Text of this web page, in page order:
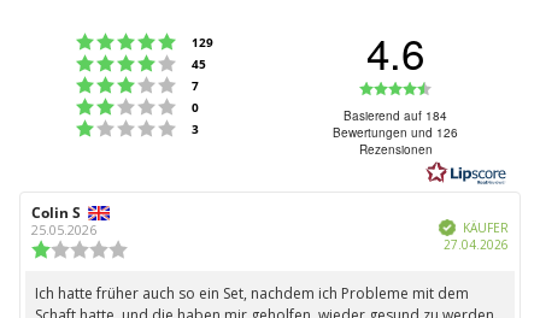
Bewertung: 5 von 5 Sternen
129
Bewertung: 4 von 5 Sternen
45
Bewertung: 3 von 5 Sternen
7
Bewertung: 2 von 5 Sternen
0
Bewertung: 1 von 5 Sternen
3
4.6
4.6
von
5
Basierend auf 184
Bewertungen und 126
Rezensionen
Autor
der
Rezension:
Colin S
25.05.2026
von
5
Verifiziert
KÄUFER
27.04.2026
Rezensionstext:
Ich hatte früher auch so ein Set, nachdem ich Probleme mit dem